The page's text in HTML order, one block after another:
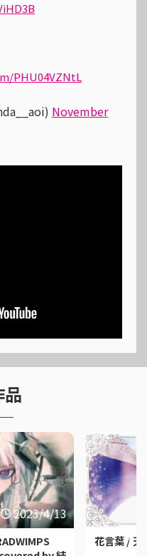
PHU04VZNtL
November
品
2023/4/13
花言葉 /